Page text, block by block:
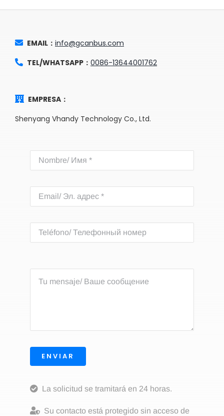
EMAIL： info@gcanbus.com
TEL/WHATSAPP： 0086-13644001762
EMPRESA：
Shenyang Vhandy Technology Co., Ltd.
ENVIAR
La solicitud se tramitará en 24 horas.
Su contacto está protegido sin acceso de